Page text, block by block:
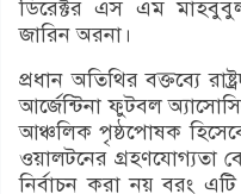
ডিরেক্টর এস এম
জারিন অরনা।
প্রধান অতিথির বক্তব্যে
আর্জেন্টিনা ফুটবল
আঞ্চলিক পৃষ্ঠপোষক
ওয়ালটনের গ্রহণযোগ্যতা
নির্বাচন করা নয় বরং